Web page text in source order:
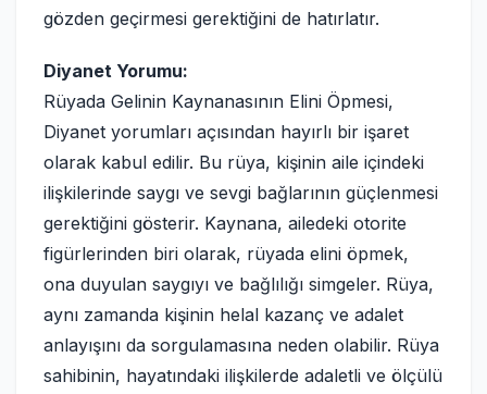
gözden geçirmesi gerektiğini de hatırlatır.
Diyanet Yorumu:
Rüyada Gelinin Kaynanasının Elini Öpmesi,
Diyanet yorumları açısından hayırlı bir işaret
olarak kabul edilir. Bu rüya, kişinin aile içindeki
ilişkilerinde saygı ve sevgi bağlarının güçlenmesi
gerektiğini gösterir. Kaynana, ailedeki otorite
figürlerinden biri olarak, rüyada elini öpmek,
ona duyulan saygıyı ve bağlılığı simgeler. Rüya,
aynı zamanda kişinin helal kazanç ve adalet
anlayışını da sorgulamasına neden olabilir. Rüya
sahibinin, hayatındaki ilişkilerde adaletli ve ölçülü